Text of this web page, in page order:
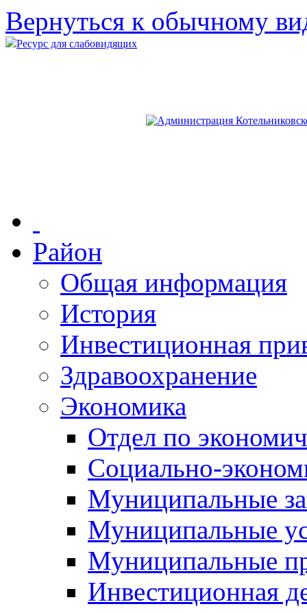
Вернуться к обычному
Ресурс для слабовидящих
Район
Общая информация
История
Инвестиционная
Здравоохранение
Экономика
Отдел по
Социально-
Муниципальные
Муниципальные
Муниципальные
Инвестиционная